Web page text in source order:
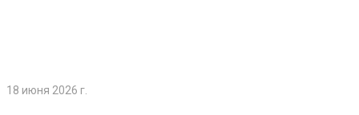
18 июня 2026 г.